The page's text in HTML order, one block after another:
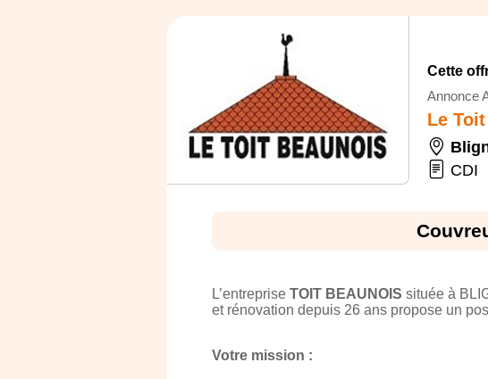
Cette
Annonce
Le
CDI
L’entreprise TOIT BEAUNOIS située à
et rénovation depuis 26 ans propose un
Votre mission :